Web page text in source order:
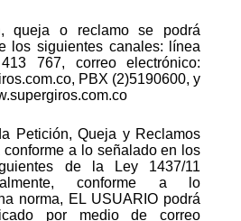
queja o reclamo se podrá
los siguientes canales: línea
767, correo electrónico:
, PBX (2)5190600, y
Petición, Queja y Reclamos
conforme a lo señalado en los
de la Ley 1437/11
conforme a lo
norma, EL USUARIO podrá
por medio de correo